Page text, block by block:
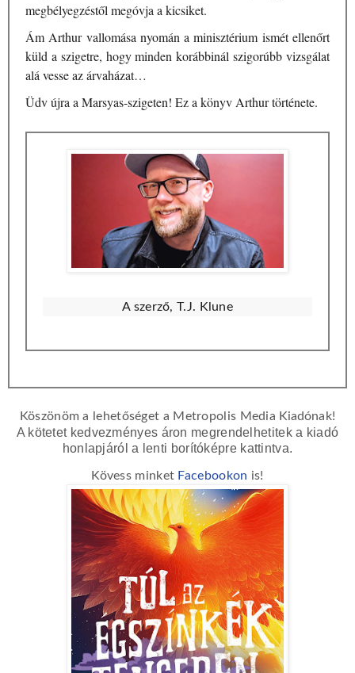
megbélyegzéstől megóvja a kicsiket.
Ám Arthur vallomása nyomán a minisztérium ismét ellenőrt
küld a szigetre, hogy minden korábbinál szigorúbb vizsgálat
alá vesse az árvaházat…
Üdv újra a Marsyas-szigeten! Ez a könyv Arthur története.
A szerző, T.J. Klune
Köszönöm a lehetőséget a Metropolis Media Kiadónak!
A kötetet kedvezményes áron megrendelhetitek a kiadó
honlapjáról a lenti borítóképre kattintva.
Kövess minket Facebookon is!